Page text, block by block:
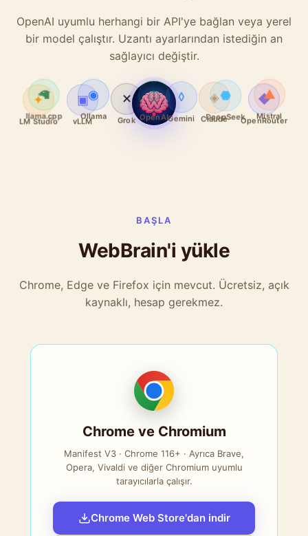
OpenAI uyumlu herhangi bir API'ye bağlan veya yerel
bir model çalıştır. Uzantı ayarlarından istediğin an
sağlayıcı değiştir.
🦙
llama.cpp
◉
Ollama
⬡
OpenAI
◈
Claude
◆
OpenRouter
✦
LM Studio
▣
vLLM
✕
Grok
◊
Gemini
⬣
DeepSeek
▲
Mistral
BAŞLA
WebBrain'i yükle
Chrome, Edge ve Firefox için mevcut. Ücretsiz, açık
kaynaklı, hesap gerekmez.
Chrome ve Chromium
Manifest V3 · Chrome 116+ · Ayrıca Brave,
Opera, Vivaldi ve diğer Chromium uyumlu
tarayıcılarla çalışır.
Chrome Web Store'dan indir